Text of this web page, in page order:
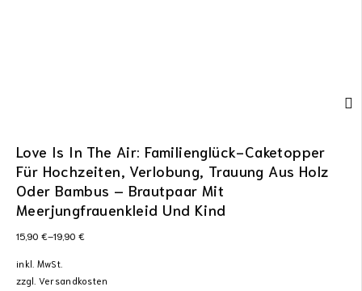
Love Is In The Air: Familienglück-Caketopper
Für Hochzeiten, Verlobung, Trauung Aus Holz
Oder Bambus – Brautpaar Mit
Meerjungfrauenkleid Und Kind
15,90 €–19,90 €
inkl. MwSt.
zzgl. Versandkosten